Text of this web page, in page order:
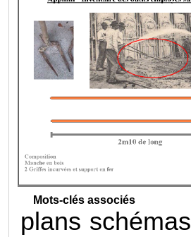
Mots-clés associés
plans schémas